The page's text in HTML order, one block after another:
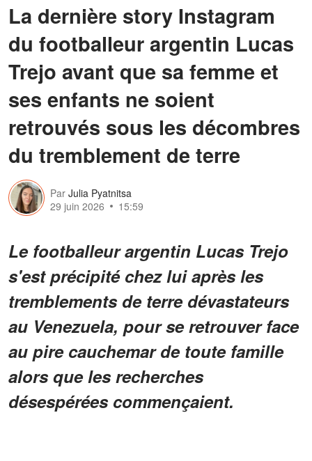
La dernière story Instagram
du footballeur argentin Lucas
Trejo avant que sa femme et
ses enfants ne soient
retrouvés sous les décombres
du tremblement de terre
Par Julia Pyatnitsa
29 juin 2026
15:59
Le footballeur argentin Lucas Trejo
s'est précipité chez lui après les
tremblements de terre dévastateurs
au Venezuela, pour se retrouver face
au pire cauchemar de toute famille
alors que les recherches
désespérées commençaient.